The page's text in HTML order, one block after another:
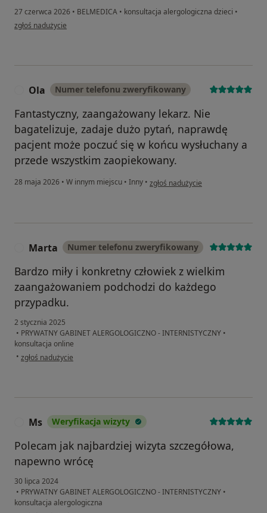
27 czerwca 2026 • BELMEDICA • konsultacja alergologiczna dzieci •
w opinii użytkownika Monika W.
zgłoś nadużycie
Ola Numer telefonu zweryfikowany
Fantastyczny, zaangażowany lekarz. Nie
bagatelizuje, zadaje dużo pytań, naprawdę
pacjent może poczuć się w końcu wysłuchany a
przede wszystkim zaopiekowany.
28 maja 2026 • W innym miejscu • Inny • w opinii użytkownika Ola
zgłoś nadużycie
Marta Numer telefonu zweryfikowany
Bardzo miły i konkretny człowiek z wielkim
zaangażowaniem podchodzi do każdego
przypadku.
2 stycznia 2025
• PRYWATNY GABINET ALERGOLOGICZNO - INTERNISTYCZNY •
konsultacja online
• w opinii użytkownika Marta
zgłoś nadużycie
Ms Weryfikacja wizyty
Polecam jak najbardziej wizyta szczegółowa,
napewno wrócę
30 lipca 2024
• PRYWATNY GABINET ALERGOLOGICZNO - INTERNISTYCZNY •
konsultacja alergologiczna